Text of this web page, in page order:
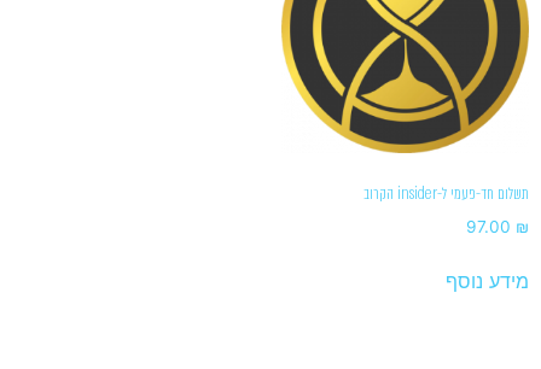
תשלום חד-פעמי ל-insider הקרוב
97.00 ₪
מידע נוסף